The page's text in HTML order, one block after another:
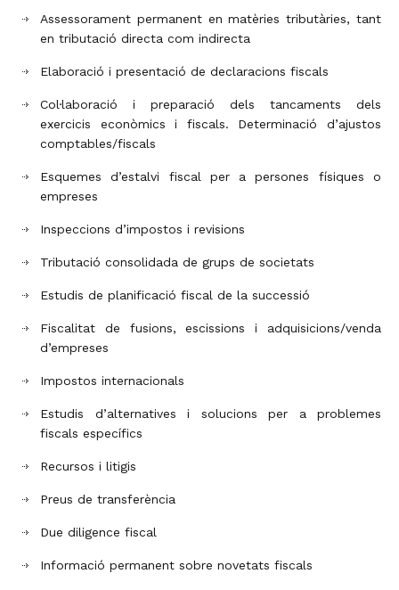
Assessorament permanent en matèries tributàries, tant
en tributació directa com indirecta
Elaboració i presentació de declaracions fiscals
Col·laboració i preparació dels tancaments dels
exercicis econòmics i fiscals. Determinació d’ajustos
comptables/fiscals
Esquemes d’estalvi fiscal per a persones físiques o
empreses
Inspeccions d’impostos i revisions
Tributació consolidada de grups de societats
Estudis de planificació fiscal de la successió
Fiscalitat de fusions, escissions i adquisicions/venda
d’empreses
Impostos internacionals
Estudis d’alternatives i solucions per a problemes
fiscals específics
Recursos i litigis
Preus de transferència
Due diligence fiscal
Informació permanent sobre novetats fiscals